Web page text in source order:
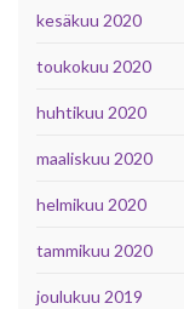
kesäkuu 2020
toukokuu 2020
huhtikuu 2020
maaliskuu 2020
helmikuu 2020
tammikuu 2020
joulukuu 2019